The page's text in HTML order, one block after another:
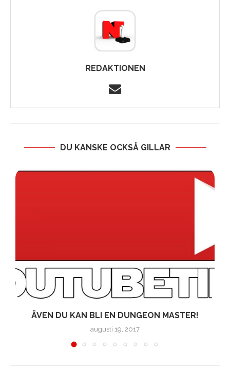
REDAKTIONEN
DU KANSKE OCKSÅ GILLAR
ÄVEN DU KAN BLI EN DUNGEON MASTER!
augusti 19, 2017